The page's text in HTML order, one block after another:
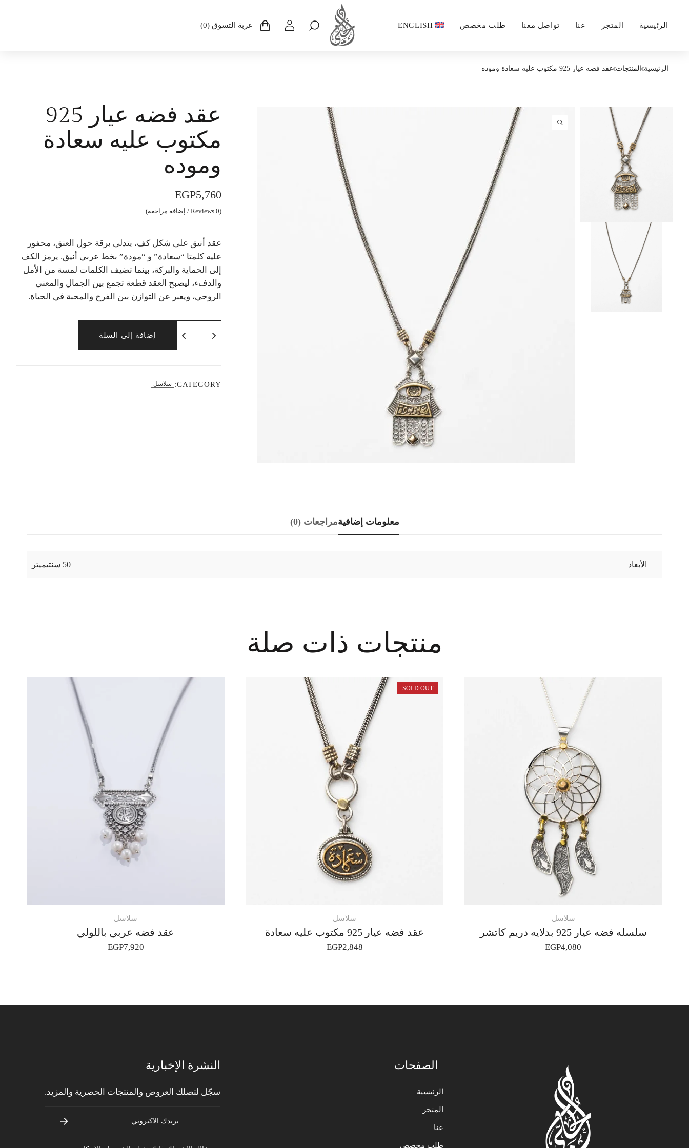
الرئيسية المتجر عنا تواصل معنا طلب مخصص ENGLISH عربة التسوق (0
)
الرئيسية المنتجات عقد فضه عيار 925 مكتوب عليه سعادة وموده
عقد فضه عيار 925
مكتوب عليه سعادة
وموده
EGP5,760
(
0
عقد أنيق على شكل كف، يتدلى برقة حول العنق، محفور
عليه كلمتا “سعادة” و “مودة” بخط عربي أنيق. يرمز الكف
إلى الحماية والبركة، بينما تضيف الكلمات لمسة من الأمل
والدفء، ليصبح العقد قطعة تجمع بين الجمال والمعنى
الروحي، ويعبر عن التوازن بين الفرح والمحبة في الحياة.
إضافة إلى السلة
CATEGORY: سلاسل
معلومات إضافيةمراجعات (0)
الأبعاد 50 سنتيميتر
منتجات ذات صلة
سلاسل
سلسله فضه عيار 925 بدلايه دريم كاتشر
EGP4,080
SOLD OUT
سلاسل
عقد فضه عيار 925 مكتوب عليه سعادة
EGP2,848
سلاسل
عقد فضه عربي باللولي
EGP7,920
الصفحات
الرئيسية
المتجر
عنا
طلب مخصص
النشرة الإخبارية
سجّل لتصلك العروض والمنتجات الحصرية والمزيد.